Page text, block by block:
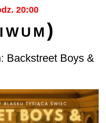
20:00
Backstreet Boys &